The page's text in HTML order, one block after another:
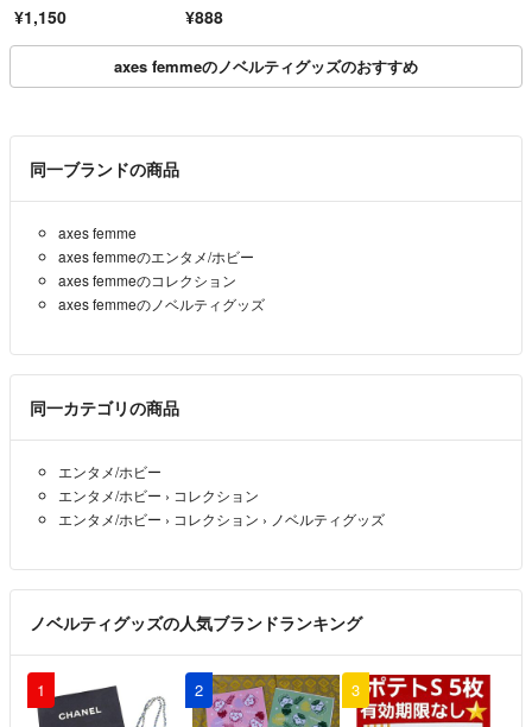
¥1,150 ¥888
axes femmeのノベルティグッズのおすすめ
同一ブランドの商品
axes femme
axes femmeのエンタメ/ホビー
axes femmeのコレクション
axes femmeのノベルティグッズ
同一カテゴリの商品
エンタメ/ホビー
エンタメ/ホビー › コレクション
エンタメ/ホビー › コレクション › ノベルティグッズ
ノベルティグッズの人気ブランドランキング
1 2 3